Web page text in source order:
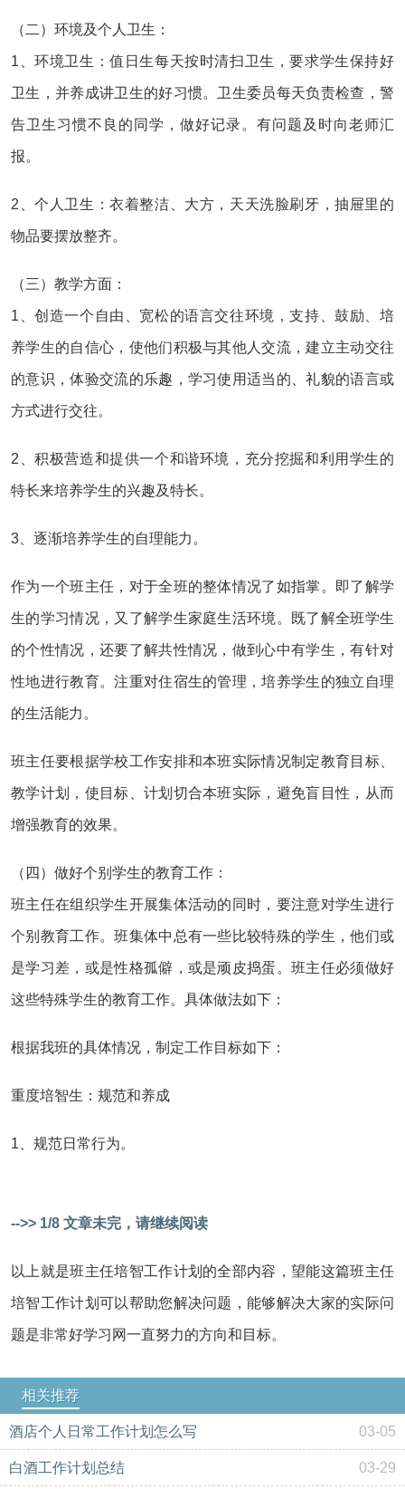
（二）环境及个人卫生：
1、环境卫生：值日生每天按时清扫卫生，要求学生保持好
卫生，并养成讲卫生的好习惯。卫生委员每天负责检查，警
告卫生习惯不良的同学，做好记录。有问题及时向老师汇
报。
2、个人卫生：衣着整洁、大方，天天洗脸刷牙，抽屉里的
物品要摆放整齐。
（三）教学方面：
1、创造一个自由、宽松的语言交往环境，支持、鼓励、培
养学生的自信心，使他们积极与其他人交流，建立主动交往
的意识，体验交流的乐趣，学习使用适当的、礼貌的语言或
方式进行交往。
2、积极营造和提供一个和谐环境，充分挖掘和利用学生的
特长来培养学生的兴趣及特长。
3、逐渐培养学生的自理能力。
作为一个班主任，对于全班的整体情况了如指掌。即了解学
生的学习情况，又了解学生家庭生活环境。既了解全班学生
的个性情况，还要了解共性情况，做到心中有学生，有针对
性地进行教育。注重对住宿生的管理，培养学生的独立自理
的生活能力。
班主任要根据学校工作安排和本班实际情况制定教育目标、
教学计划，使目标、计划切合本班实际，避免盲目性，从而
增强教育的效果。
（四）做好个别学生的教育工作：
班主任在组织学生开展集体活动的同时，要注意对学生进行
个别教育工作。班集体中总有一些比较特殊的学生，他们或
是学习差，或是性格孤僻，或是顽皮捣蛋。班主任必须做好
这些特殊学生的教育工作。具体做法如下：
根据我班的具体情况，制定工作目标如下：
重度培智生：规范和养成
1、规范日常行为。
-->> 1/8 文章未完，请继续阅读
以上就是班主任培智工作计划的全部内容，望能这篇班主任
培智工作计划可以帮助您解决问题，能够解决大家的实际问
题是非常好学习网一直努力的方向和目标。
相关推荐
酒店个人日常工作计划怎么写 03-05
白酒工作计划总结 03-29